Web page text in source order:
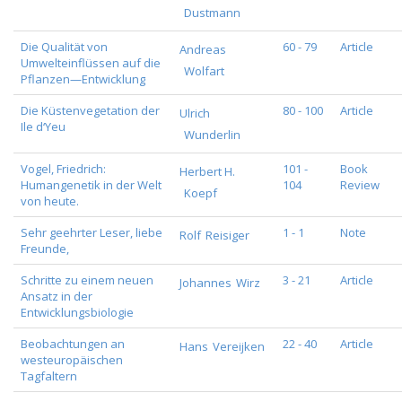
Dustmann
Die Qualität von
Umwelteinflüssen auf die
Pflanzen—Entwicklung
Andreas
Wolfart
60 - 79 Article
Die Küstenvegetation der
Ile d‘Yeu
Ulrich
Wunderlin
80 - 100 Article
Vogel, Friedrich:
Humangenetik in der Welt
von heute.
Herbert H.
Koepf
101 -
104
Book
Review
Sehr geehrter Leser, liebe
Freunde,
Rolf Reisiger 1 - 1 Note
Schritte zu einem neuen
Ansatz in der
Entwicklungsbiologie
Johannes Wirz 3 - 21 Article
Beobachtungen an
westeuropäischen
Tagfaltern
Hans Vereijken 22 - 40 Article